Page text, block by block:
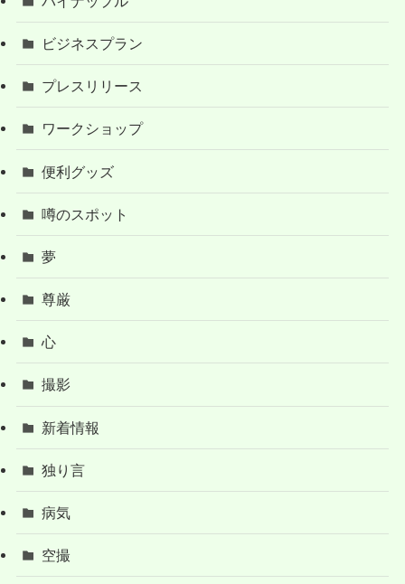
ビジネスプラン
プレスリリース
ワークショップ
便利グッズ
噂のスポット
夢
尊厳
心
撮影
新着情報
独り言
病気
空撮